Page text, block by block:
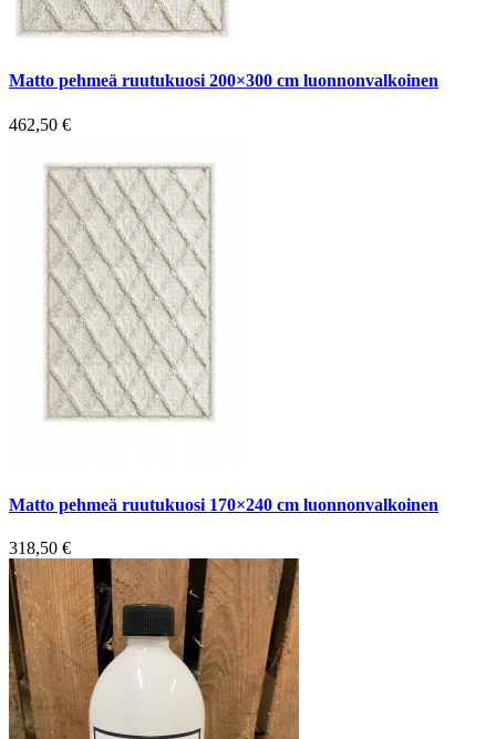
Matto pehmeä ruutukuosi 200×300 cm luonnonvalkoinen
462,50 €
Matto pehmeä ruutukuosi 170×240 cm luonnonvalkoinen
318,50 €